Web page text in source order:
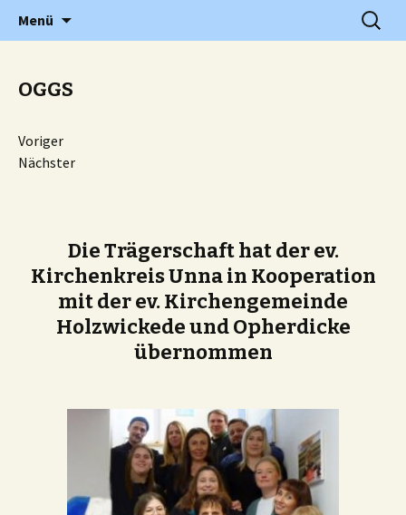
PGS
Grundschule in Holzwickede Hengsen
Menü
Suchen
nach:
OGGS
Voriger
Nächster
Die Trägerschaft hat der ev.
Kirchenkreis Unna in Kooperation
mit der ev. Kirchengemeinde
Holzwickede und Opherdicke
übernommen